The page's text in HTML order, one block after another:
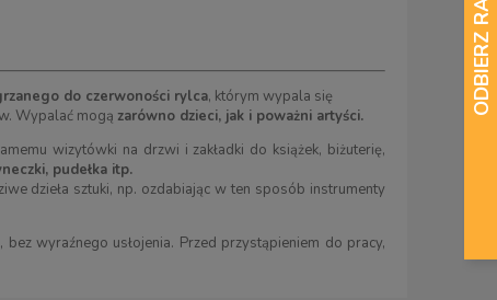
do czerwoności rylca, którym wypala się
Wypalać mogą zarówno dzieci, jak i poważni artyści.
wizytówki na drzwi i zakładki do książek, biżuterię,
pudełka itp.
dzieła sztuki, np. ozdabiając w ten sposób instrumenty
wyraźnego usłojenia. Przed przystąpieniem do pracy,